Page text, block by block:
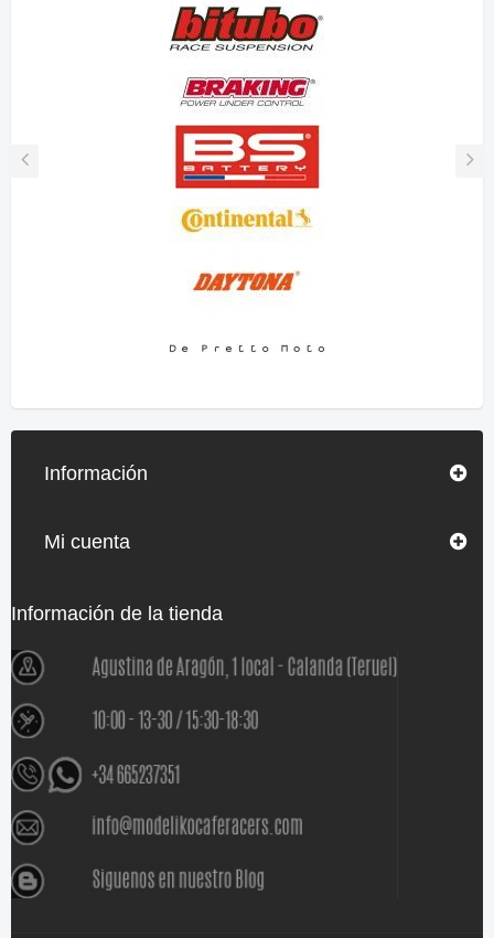
Información
Mi cuenta
Información de la tienda